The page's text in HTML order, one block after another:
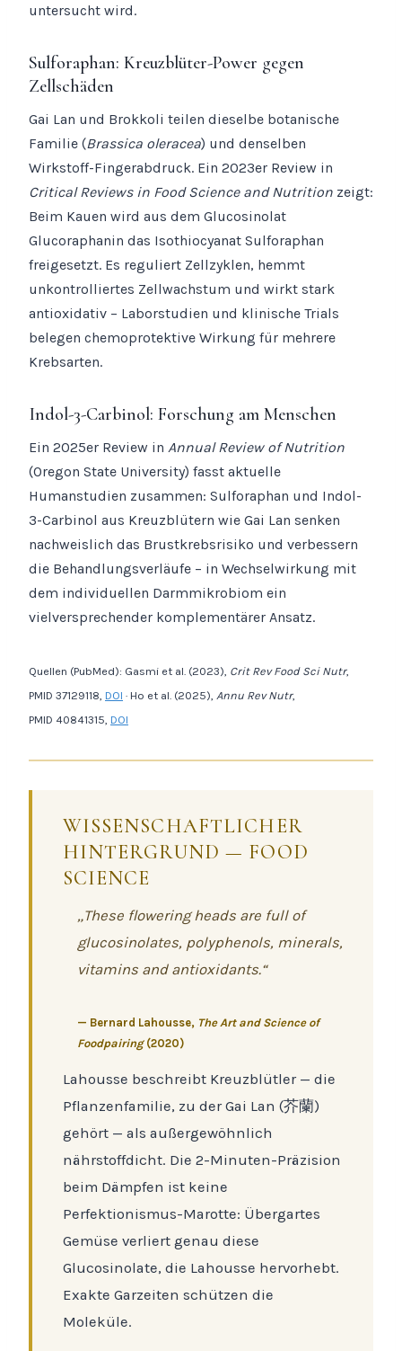
untersucht wird.
Sulforaphan: Kreuzblüter-Power gegen
Zellschäden
Gai Lan und Brokkoli teilen dieselbe botanische
Familie (Brassica oleracea) und denselben
Wirkstoff-Fingerabdruck. Ein 2023er Review in
Critical Reviews in Food Science and Nutrition zeigt:
Beim Kauen wird aus dem Glucosinolat
Glucoraphanin das Isothiocyanat Sulforaphan
freigesetzt. Es reguliert Zellzyklen, hemmt
unkontrolliertes Zellwachstum und wirkt stark
antioxidativ – Laborstudien und klinische Trials
belegen chemoprotektive Wirkung für mehrere
Krebsarten.
Indol-3-Carbinol: Forschung am Menschen
Ein 2025er Review in Annual Review of Nutrition
(Oregon State University) fasst aktuelle
Humanstudien zusammen: Sulforaphan und Indol-
3-Carbinol aus Kreuzblütern wie Gai Lan senken
nachweislich das Brustkrebsrisiko und verbessern
die Behandlungsverläufe – in Wechselwirkung mit
dem individuellen Darmmikrobiom ein
vielversprechender komplementärer Ansatz.
Quellen (PubMed): Gasmi et al. (2023), Crit Rev Food Sci Nutr,
PMID 37129118, DOI · Ho et al. (2025), Annu Rev Nutr,
PMID 40841315, DOI
WISSENSCHAFTLICHER
HINTERGRUND — FOOD
SCIENCE
„These flowering heads are full of
glucosinolates, polyphenols, minerals,
vitamins and antioxidants.“
— Bernard Lahousse, The Art and Science of
Foodpairing(2020)
Lahousse beschreibt Kreuzblütler — die
Pflanzenfamilie, zu der Gai Lan (芥蘭)
gehört — als außergewöhnlich
nährstoffdicht. Die 2-Minuten-Präzision
beim Dämpfen ist keine
Perfektionismus-Marotte: Übergartes
Gemüse verliert genau diese
Glucosinolate, die Lahousse hervorhebt.
Exakte Garzeiten schützen die
Moleküle.